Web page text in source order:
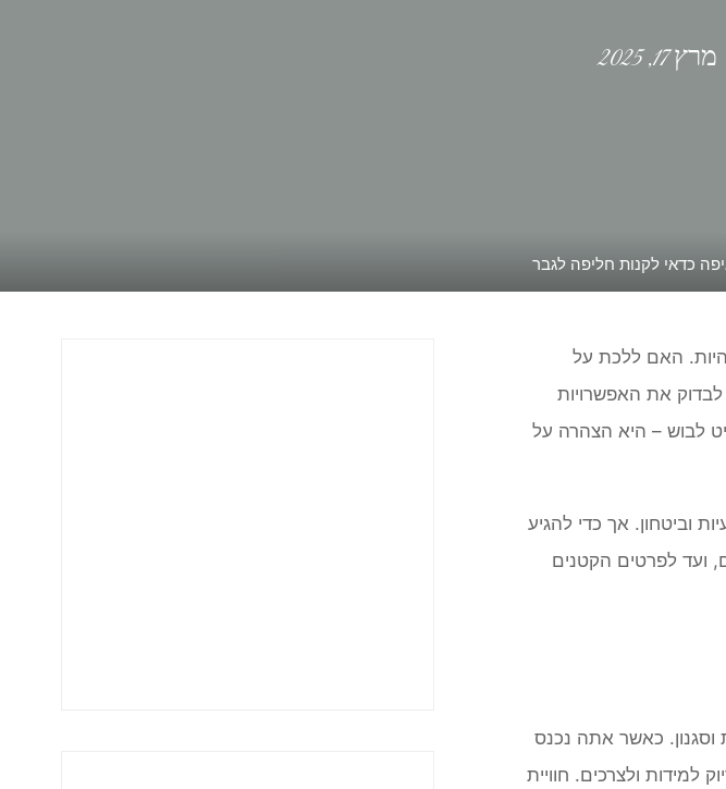
מרץ 17, 2025
כדאי לקנות חליפה לגבר
האם ללכת על
את האפשרויות
לבוש – היא הצהרה על
וביטחון. אך כדי להגיע
ועד לפרטים הקטנים
כאשר אתה נכנס
ולצרכים. חוויית